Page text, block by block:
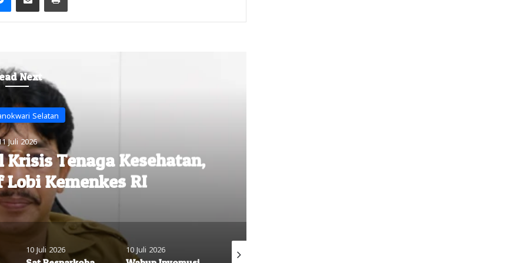
Next
Manokwari
11 Juli 2026
Kesehatan, Maksi
Evaluasi Dinkes
10 Juli 2026 20 Juni 2026